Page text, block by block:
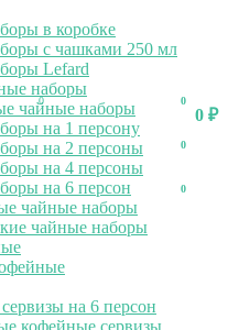
0
0 ₽
0
0
0
в коробке
с чашками 250 мл
Lefard
наборы
чайные наборы
на 1 персону
на 2 персоны
на 4 персоны
на 6 персон
чайные наборы
чайные наборы
на 6 персон
кофейные сервизы